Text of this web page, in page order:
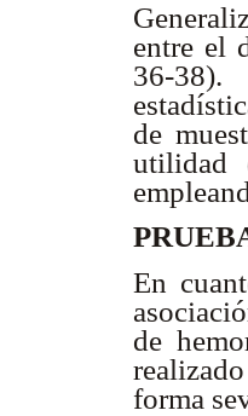
entre el
36-
de
utilidad
En
de
forma